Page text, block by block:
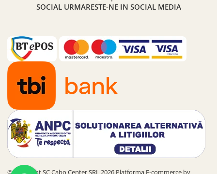
SOCIAL URMARESTE-NE IN SOCIAL MEDIA
©Copyright SC Cabo Center SRL 2026 Platforma E-commerce by